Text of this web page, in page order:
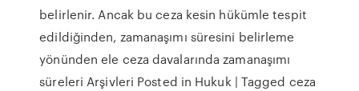
belirlenir. Ancak bu ceza kesin hükümle tespit
edildiğinden, zamanaşımı süresini belirleme
yönünden ele ceza davalarında zamanaşımı
süreleri Arşivleri Posted in Hukuk | Tagged ceza